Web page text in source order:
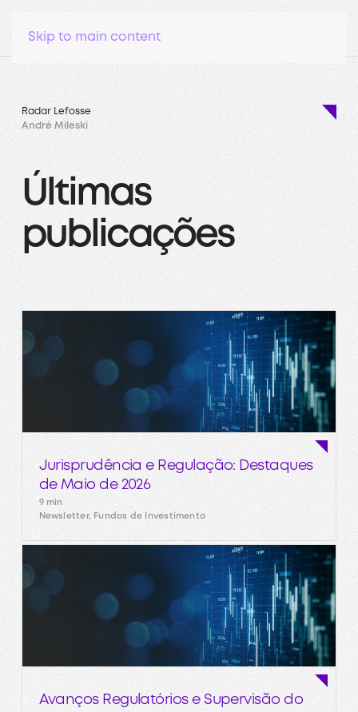
Skip to main content
Radar Lefosse
André Mileski
Últimas
publicações
Jurisprudência e Regulação: Destaques
de Maio de 2026
9 min
Newsletter, Fundos de Investimento
Avanços Regulatórios e Supervisão do